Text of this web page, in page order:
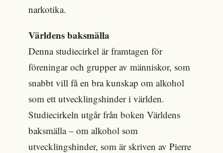
narkotika.
Världens baksmälla
Denna studiecirkel är framtagen för
föreningar och grupper av människor, som
snabbt vill få en bra kunskap om alkohol
som ett utvecklingshinder i världen.
Studiecirkeln utgår från boken Världens
baksmälla – om alkohol som
utvecklingshinder, som är skriven av Pierre